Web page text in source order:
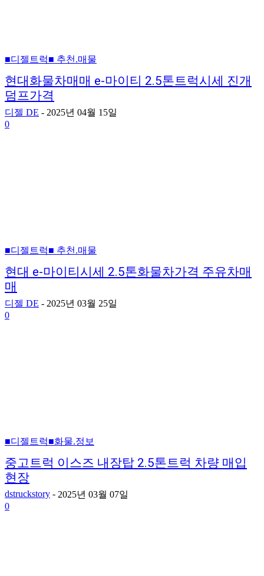
■디젤트럭■ 추천.매물
현대화물차매매 e-마이티 2.5톤트럭시세 진개
덤프가격
디젤 DE - 2025년 04월 15일
0
■디젤트럭■ 추천.매물
현대 e-마이티시세 2.5톤화물차가격 주유차매
매
디젤 DE - 2025년 03월 25일
0
■디젤트럭■화물.정보
중고트럭 이스즈 내장탑 2.5톤트럭 차량 매입
현장
dstruckstory - 2025년 03월 07일
0